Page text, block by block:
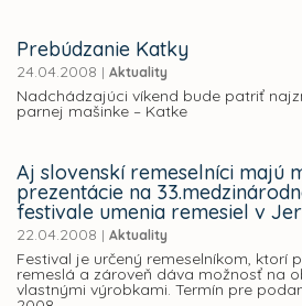
Prebúdzanie Katky
24.04.2008 | Aktuality
Nadchádzajúci víkend bude patriť
parnej mašinke – Katke
Aj slovenskí remeselníci majú
prezentácie na
festivale umenia remesiel v
22.04.2008 | Aktuality
Festival je určený remeselníkom, ktorí
remeslá a zároveň dáva možnosť na
vlastnými výrobkami. Termín pre